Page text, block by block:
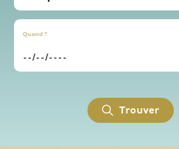
Quand ?
Trouver